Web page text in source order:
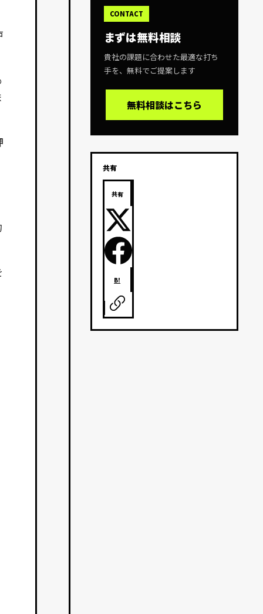
CONTACT
まずは無料相談
貴社の課題に合わせた最適な打ち
手を、無料でご提案します
無料相談はこちら
共有
共有
B!